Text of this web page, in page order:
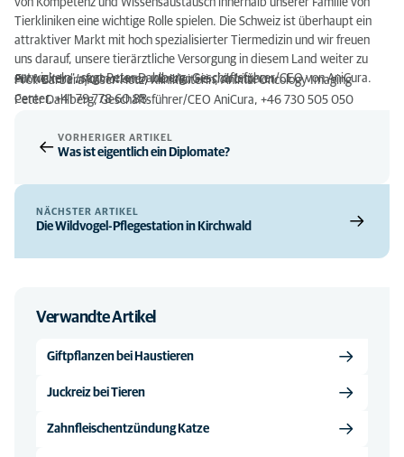
von Kompetenz und Wissensaustausch innerhalb unserer Familie von
Tierkliniken eine wichtige Rolle spielen. Die Schweiz ist überhaupt ein
attraktiver Markt mit hoch spezialisierter Tiermedizin und wir freuen
uns darauf, unsere tierärztliche Versorgung in diesem Land weiter zu
entwickeln“, sagt Peter Dahlberg, Geschäftsführer/CEO von AniCura.
Für weitere Informationen wenden Sie sich bitte an:
Prof. Barbara Kaser-Hotz, Klinikleiterin, Animal Oncology Imaging
Center, +41 79 778 60 88
Peter Dahlberg, Geschäftsführer/CEO AniCura, +46 730 505 050
VORHERIGER ARTIKEL
Was ist eigentlich ein Diplomate?
NÄCHSTER ARTIKEL
Die Wildvogel-Pflegestation in Kirchwald
Verwandte Artikel
Giftpflanzen bei Haustieren
Juckreiz bei Tieren
Zahnfleischentzündung Katze